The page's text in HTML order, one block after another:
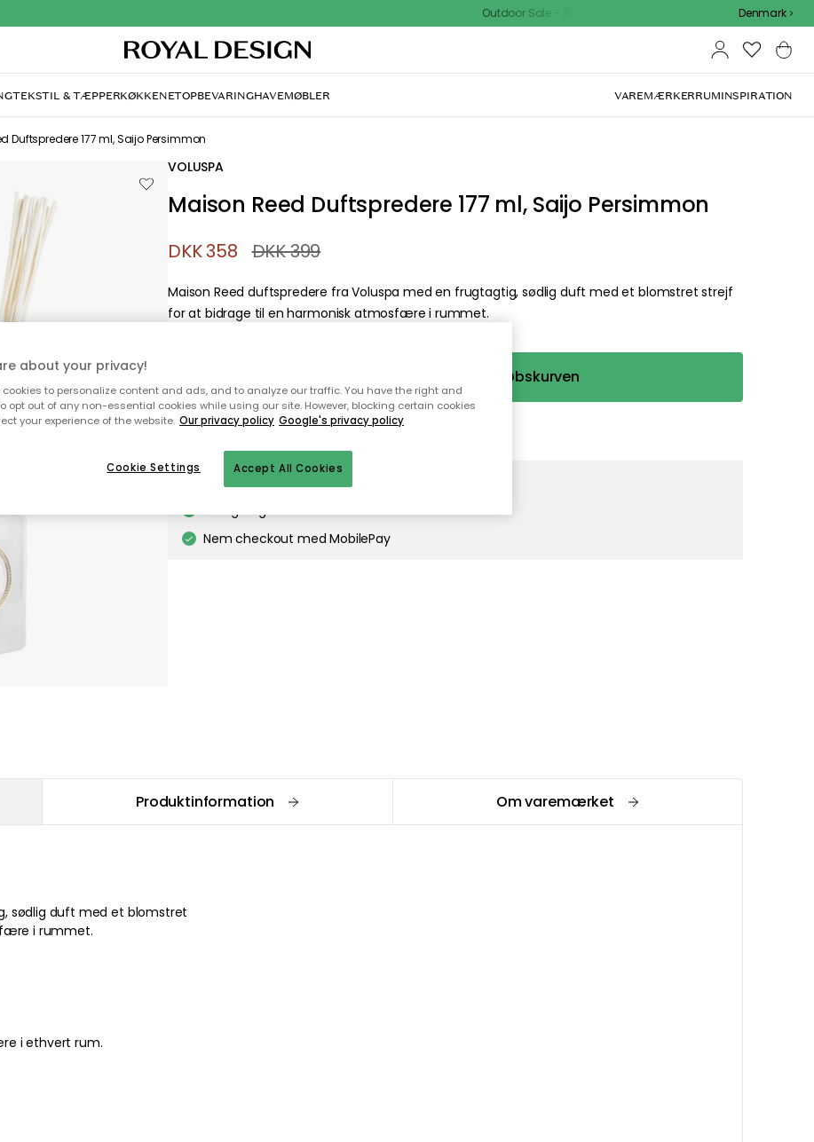
Outdoor Sale - 15% EXTRA rabat med kode
Denmark
TEKSTIL & TÆPPERKØKKENETOPBEVARINGHAVEMØBLER VAREMÆRKERRUMINSPIRATION
desværre ikke siden du
søger
at siden ikke længere findes eller at den er flyttet. Vi beklager. I menuen
kan du prøve en ny søgning eller besøge en vores populære afdelinger.
about your privacy!
cookies to personalize content and ads, and to analyze our traffic. You have the right and
opt out of any non-essential cookies while using our site. However, blocking certain cookies
your experience of the website. Our privacy policy Google's privacy policy
Accept All Cookies
Cookie Settings